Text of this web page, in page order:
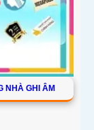
NHÀ GHI ÂM